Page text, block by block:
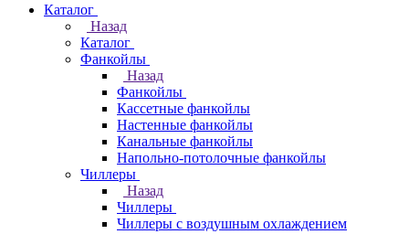
Каталог
Назад
Каталог
Фанкойлы
Назад
Фанкойлы
Кассетные фанкойлы
Настенные фанкойлы
Канальные фанкойлы
Напольно-потолочные фанкойлы
Чиллеры
Назад
Чиллеры
Чиллеры с воздушным охлаждением